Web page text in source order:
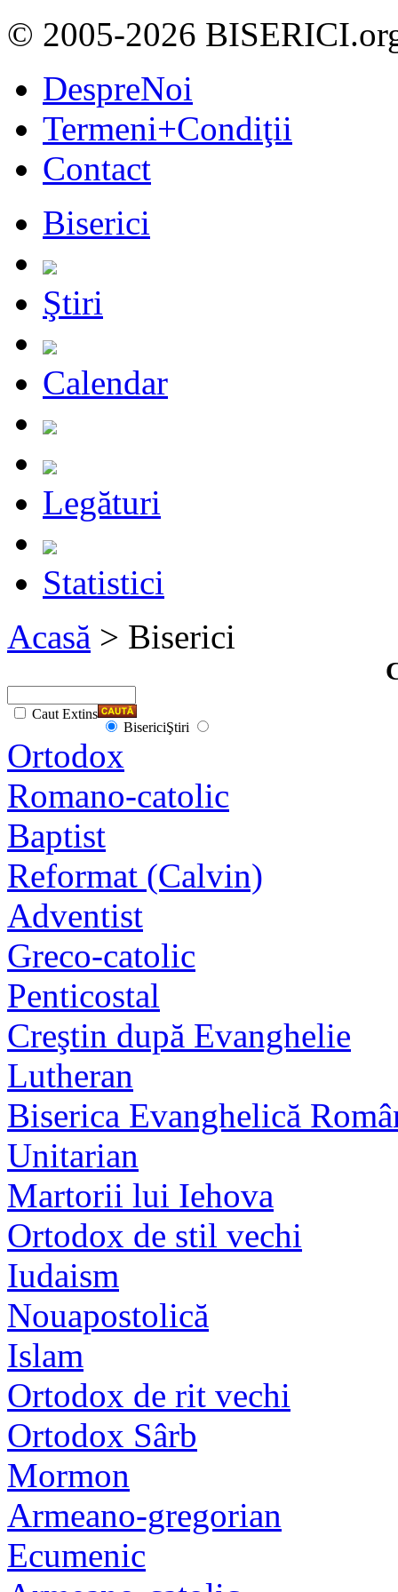
© 2005-2026
DespreNoi
Termeni+Condiţii
Contact
Biserici
Ştiri
Calendar
Legături
Statistici
Acasă > Biserici
Caut Extins
BisericiŞtiri
Ortodox
Romano-catolic
Baptist
Reformat (Calvin)
Adventist
Greco-catolic
Penticostal
Creştin după Evanghelie
Lutheran
Biserica Evanghelică
Unitarian
Martorii lui Iehova
Ortodox de stil vechi
Iudaism
Nouapostolică
Islam
Ortodox de rit vechi
Ortodox Sârb
Mormon
Armeano-gregorian
Ecumenic